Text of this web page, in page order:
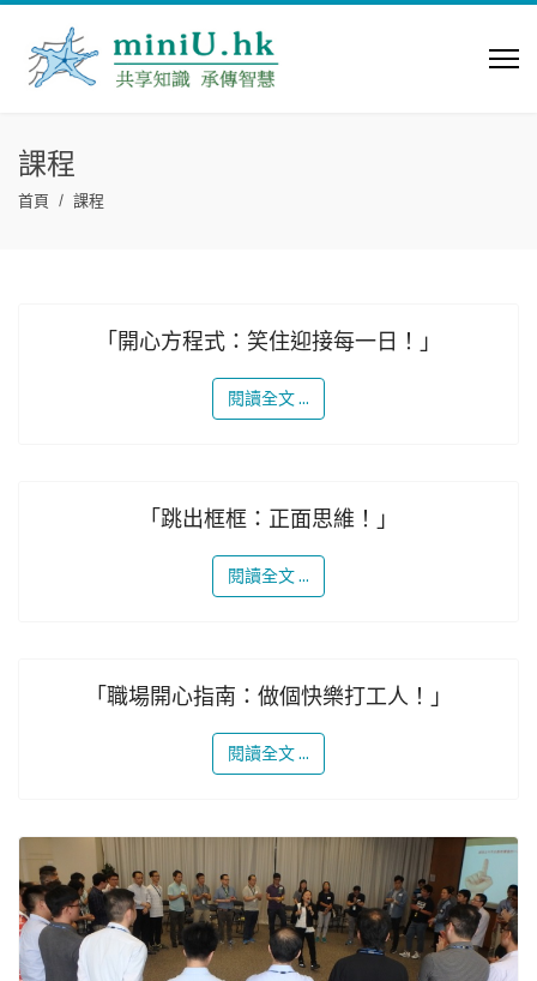
課程
首頁 課程
「開心方程式：笑住迎接每一日！」
閱讀全文 ...
「跳出框框：正面思維！」
閱讀全文 ...
「職場開心指南：做個快樂打工人！」
閱讀全文 ...